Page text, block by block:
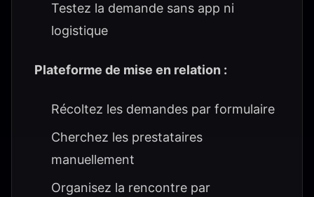
Testez la demande sans app ni
logistique
Plateforme de mise en relation :
Récoltez les demandes par formulaire
Cherchez les prestataires
manuellement
Organisez la rencontre par